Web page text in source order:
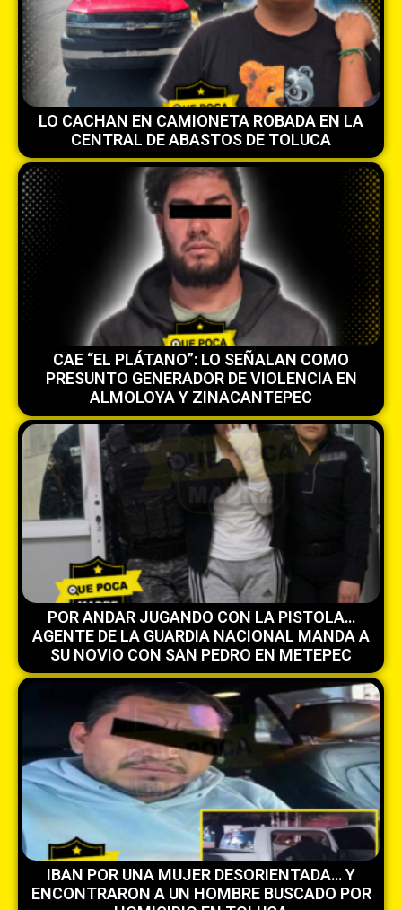
LO CACHAN EN CAMIONETA ROBADA EN LA
CENTRAL DE ABASTOS DE TOLUCA
CAE “EL PLÁTANO”: LO SEÑALAN COMO
PRESUNTO GENERADOR DE VIOLENCIA EN
ALMOLOYA Y ZINACANTEPEC
POR ANDAR JUGANDO CON LA PISTOLA…
AGENTE DE LA GUARDIA NACIONAL MANDA A
SU NOVIO CON SAN PEDRO EN METEPEC
IBAN POR UNA MUJER DESORIENTADA… Y
ENCONTRARON A UN HOMBRE BUSCADO POR